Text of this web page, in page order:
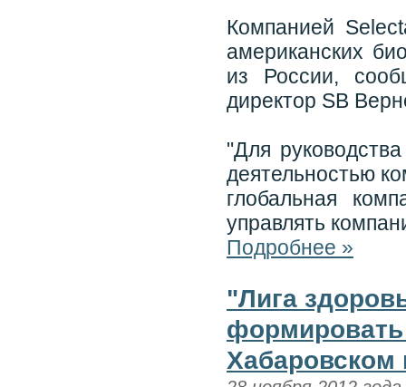
Компанией
американских
из России,
директор SB
"Для
деятельностью
глобальная
управлять
Подробнее »
"Лига
Хабаровском